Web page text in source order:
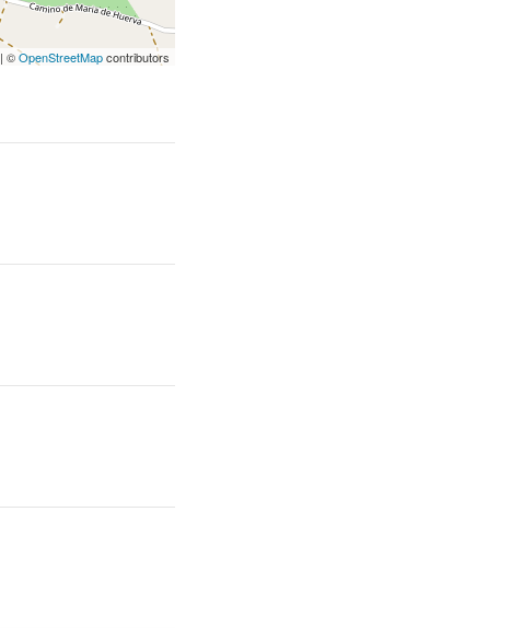
| ©OpenStreetMapcontributors